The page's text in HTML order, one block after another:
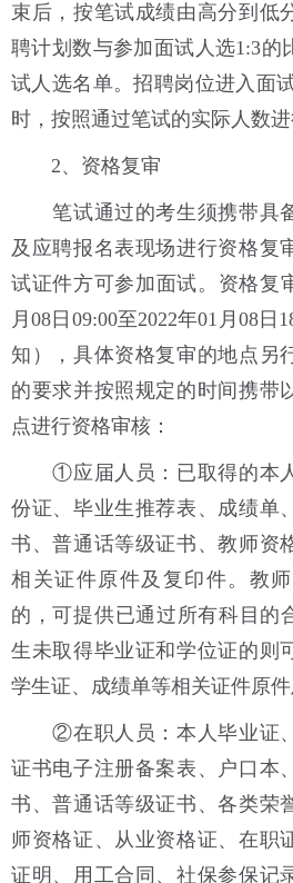
束后，按笔试成绩由高分到低
聘计划数与参加面试人选1:3的
试人选名单。招聘岗位进入面
时，按照通过笔试的实际人数进
2、资格复审
笔试通过的考生须携带具
及应聘报名表现场进行资格复
试证件方可参加面试。资格复
月08日09:00至2022年01月08日
知），具体资格复审的地点另
的要求并按照规定的时间携带
点进行资格审核：
①应届人员：已取得的本人
份证、毕业生推荐表、成绩单
书、普通话等级证书、教师资
相关证件原件及复印件。教
的，可提供已通过所有科目的
生未取得毕业证和学位证的则
学生证、成绩单等相关证件原件
②在职人员：本人毕业证、
证书电子注册备案表、户口本
书、普通话等级证书、各类荣
师资格证、从业资格证、在职
证明、用工合同、社保参保记